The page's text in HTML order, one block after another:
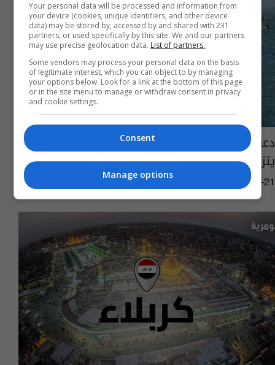
دعوى قضائية ضد حفل غنائي في البصرة..
يتزامن مع ذكرى استشهاد فاطمة الزهراء (ع)
01:47 | 2025-11-21
Your personal data will be processed and information from
your device (cookies, unique identifiers, and other device
data) may be stored by, accessed by and shared with 231
partners, or used specifically by this site. We and our partners
may use precise geolocation data. List of partners.
Some vendors may process your personal data on the basis
of legitimate interest, which you can object to by managing
your options below. Look for a link at the bottom of this page
or in the site menu to manage or withdraw consent in privacy
and cookie settings.
Consent
Manage options